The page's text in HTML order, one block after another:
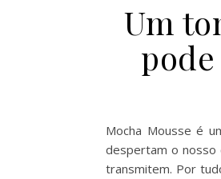
Um
Mocha Mousse é
despertam o nosso
transmitem. Por